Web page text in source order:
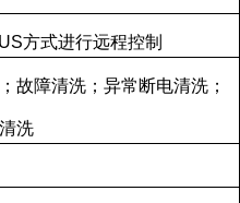
方式进行远程控制
故障清洗；异常断电清洗；
洗